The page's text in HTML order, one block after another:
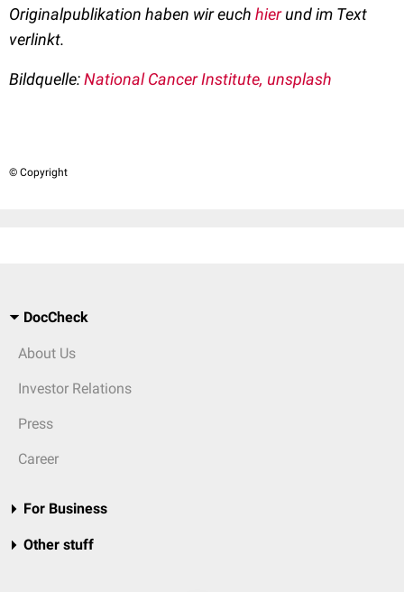
Originalpublikation haben wir euch hierund im Text
verlinkt.
Bildquelle:National Cancer Institute, unsplash
© Copyright
DocCheck
About Us
Investor Relations
Press
Career
For Business
Other stuff